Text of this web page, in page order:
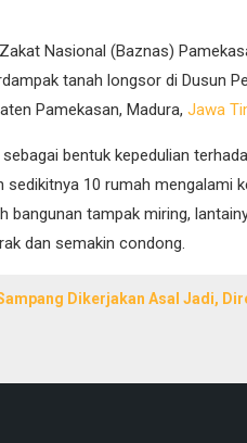
Nasional (Baznas)
tanah longsor di Dusun
Pamekasan, Madura, Jawa
bentuk kepedulian
10 rumah mengalami
bangunan tampak miring,
dan semakin condong.
Dikerjakan Asal Jadi,